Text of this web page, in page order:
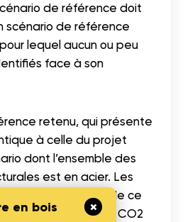
en bois
de référence doit
scénario de référence
lequel aucun ou peu
face à son
retenu, qui présente
à celle du projet
dont l’ensemble des
est en acier. Les
à la fabrication de ce
à124 452 kg éq. CO2